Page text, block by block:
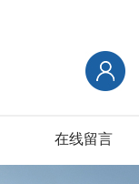
在线留言